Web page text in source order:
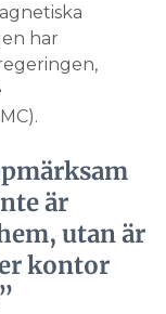
har
är
utan är
kontor